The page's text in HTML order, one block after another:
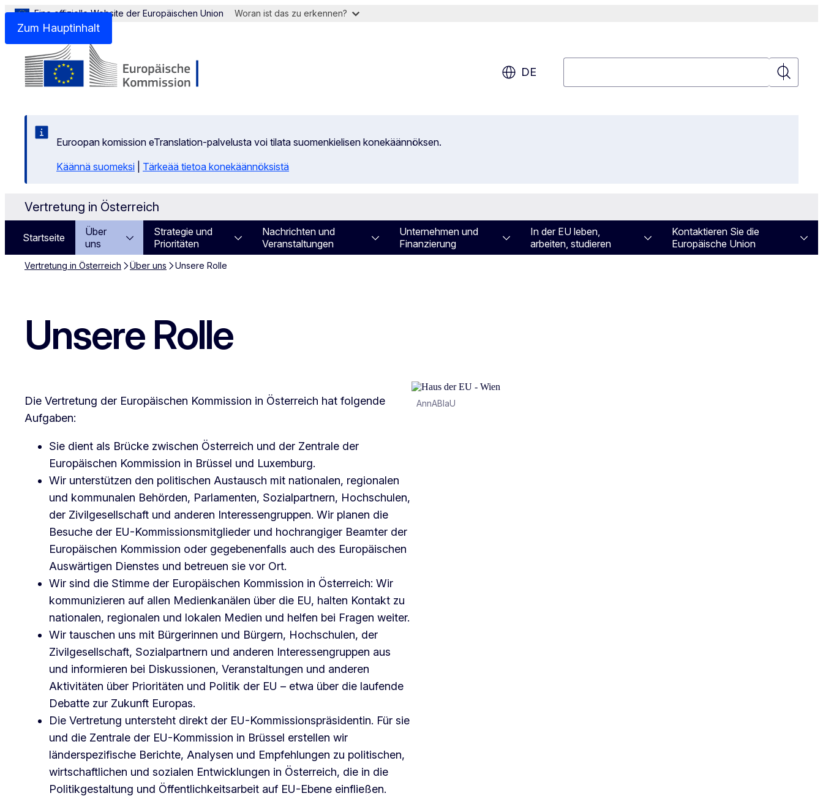
Zum Hauptinhalt
Eine offizielle Website der Europäischen Union Woran ist das zu erkennen?
DE
Suchen
Euroopan komission eTranslation-palvelusta voi tilata suomenkielisen konekäännöksen.
Käännä suomeksi
Tärkeää tietoa konekäännöksistä
Vertretung in Österreich
Startseite
Über
uns
Strategie und
Prioritäten
Nachrichten und
Veranstaltungen
Unternehmen und
Finanzierung
In der EU leben,
arbeiten, studieren
Kontaktieren Sie die
Europäische Union
Vertretung in Österreich Über uns Unsere Rolle
Unsere Rolle
Die Vertretung der Europäischen Kommission in Österreich hat folgende
Aufgaben:
Sie dient als Brücke zwischen Österreich und der Zentrale der
Europäischen Kommission in Brüssel und Luxemburg.
Wir unterstützen den politischen Austausch mit nationalen, regionalen
und kommunalen Behörden, Parlamenten, Sozialpartnern, Hochschulen,
der Zivilgesellschaft und anderen Interessengruppen. Wir planen die
Besuche der EU-Kommissionsmitglieder und hochrangiger Beamter der
Europäischen Kommission oder gegebenenfalls auch des Europäischen
Auswärtigen Dienstes und betreuen sie vor Ort.
Wir sind die Stimme der Europäischen Kommission in Österreich: Wir
kommunizieren auf allen Medienkanälen über die EU, halten Kontakt zu
nationalen, regionalen und lokalen Medien und helfen bei Fragen weiter.
Wir tauschen uns mit Bürgerinnen und Bürgern, Hochschulen, der
Zivilgesellschaft, Sozialpartnern und anderen Interessengruppen aus
und informieren bei Diskussionen, Veranstaltungen und anderen
Aktivitäten über Prioritäten und Politik der EU – etwa über die laufende
Debatte zur Zukunft Europas.
Die Vertretung untersteht direkt der EU-Kommissionspräsidentin. Für sie
und die Zentrale der EU-Kommission in Brüssel erstellen wir
länderspezifische Berichte, Analysen und Empfehlungen zu politischen,
wirtschaftlichen und sozialen Entwicklungen in Österreich, die in die
Politikgestaltung und Öffentlichkeitsarbeit auf EU-Ebene einfließen.
AnnABlaU